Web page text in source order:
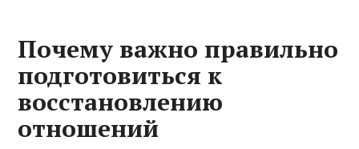
Почему важно правильно
подготовиться к
восстановлению
отношений